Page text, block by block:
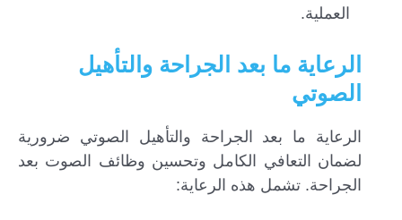
العملية.
الرعاية ما بعد الجراحة والتأهيل
الصوتي
الرعاية ما بعد الجراحة والتأهيل الصوتي ضرورية
لضمان التعافي الكامل وتحسين وظائف الصوت بعد
الجراحة. تشمل هذه الرعاية: